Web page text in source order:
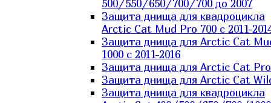
500/550/650/700/700 до 2007
Защита днища для квадроцикла
Arctic Cat Mud Pro 700 с 2011-
Защита днища для Arctic Cat
1000 c 2011-2016
Защита днища для Arctic Cat
Защита днища для Arctic Cat
Защита днища для квадроцикла